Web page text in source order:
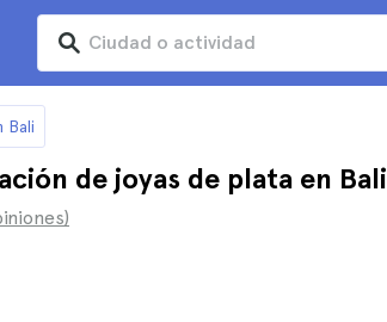
Bali
de joyas de plata en Bali